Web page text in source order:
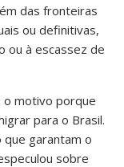
das fronteiras
ou definitivas,
ou à escassez de
o motivo porque
para o Brasil.
garantam o
sobre